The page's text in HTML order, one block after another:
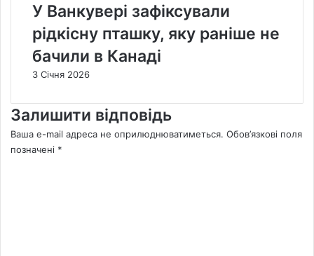
У Ванкувері зафіксували
рідкісну пташку, яку раніше не
бачили в Канаді
3 Січня 2026
Залишити відповідь
Ваша e-mail адреса не оприлюднюватиметься. Обов’язкові поля
позначені *